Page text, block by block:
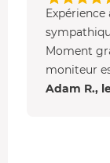
mémorable !
Moment
moniteur
Adam R.,